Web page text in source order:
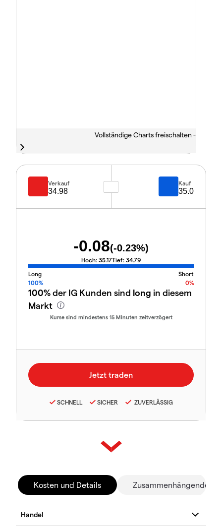
Vollständige Charts freischalten -
Verkauf
34.98
Kauf
35.0
-0.08(-0.23%)
Hoch: 35.17Tief: 34.79
Long
Short
100%
0%
100%der IG Kunden sind long in diesem
Markt
Kurse sind mindestens 15 Minuten zeitverzögert
SCHNELL SICHER ZUVERLÄSSIG
Kosten und Details Zusammenhängende